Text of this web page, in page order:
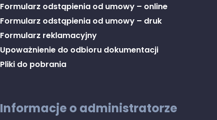
Formularz odstąpienia od umowy – online
Formularz odstąpienia od umowy – druk
Formularz reklamacyjny
Upoważnienie do odbioru dokumentacji
Pliki do pobrania
Informacje o administratorze